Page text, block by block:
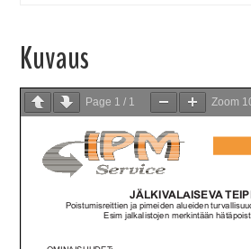
Kuvaus
Page 1 / 1 Zoom